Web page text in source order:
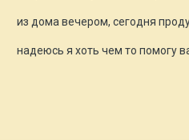
из дома вечером, сегодня
надеюсь я хоть чем то помогу